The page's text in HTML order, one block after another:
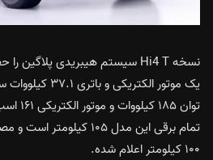
یک موتور
توان
۱۰۰ کیلومتر اعلام شده.